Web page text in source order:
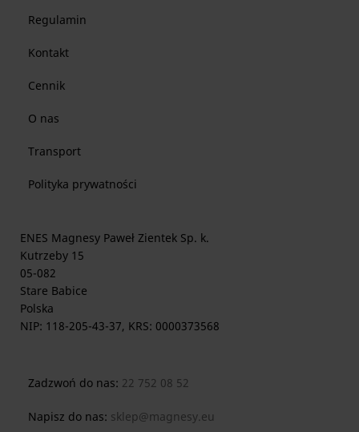
Regulamin
Kontakt
Cennik
O nas
Transport
Polityka prywatności
ENES Magnesy Paweł Zientek Sp. k.
Kutrzeby 15
05-082
Stare Babice
Polska
NIP: 118-205-43-37, KRS: 0000373568
Zadzwoń do nas: 22 752 08 52
Napisz do nas: sklep@magnesy.eu